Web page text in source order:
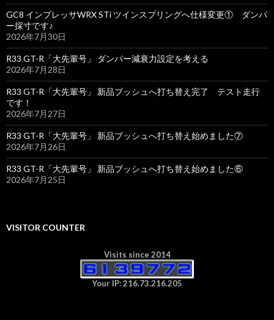
GC8 インプレッサWRX STi ツインスプリングへ仕様変更① ダンパ
ー採寸です♪
2026年7月30日
R33 GT-R「大先輩号」 ダンパー減衰力設定を考える
2026年7月28日
R33 GT-R「大先輩号」 新品ブッシュへ打ち替え完了 テスト走行
です！
2026年7月27日
R33 GT-R「大先輩号」 新品ブッシュへ打ち替え始めました⑦
2026年7月26日
R33 GT-R「大先輩号」 新品ブッシュへ打ち替え始めました⑥
2026年7月25日
VISITOR COUNTER
Visits since 2014
Your IP: 216.73.216.205